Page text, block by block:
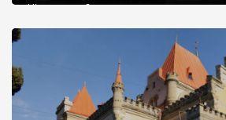
Ніжин греки?